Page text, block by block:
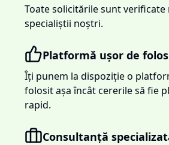
Toate solicitările sunt verificate
specialiștii noștri.
Platformă ușor de
Îți punem la dispoziție o
folosit așa încât cererile să fie
rapid.
Consultanță